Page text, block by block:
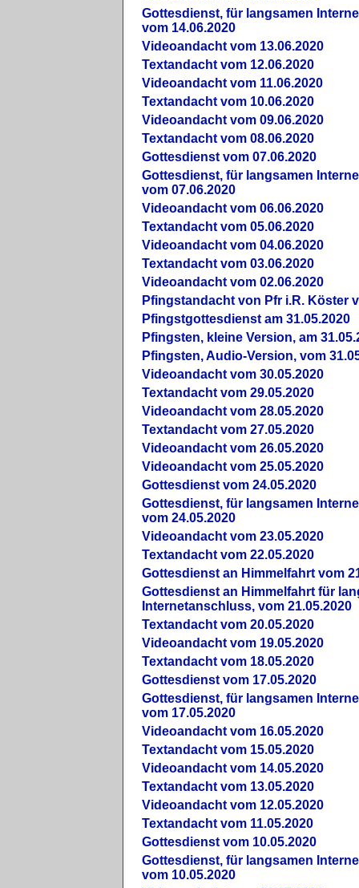
Gottesdienst, für langsamen
vom 14.06.2020
Videoandacht vom 13.06.2020
Textandacht vom 12.06.2020
Videoandacht vom 11.06.2020
Textandacht vom 10.06.2020
Videoandacht vom 09.06.2020
Textandacht vom 08.06.2020
Gottesdienst vom 07.06.2020
Gottesdienst, für langsamen
vom 07.06.2020
Videoandacht vom 06.06.2020
Textandacht vom 05.06.2020
Videoandacht vom 04.06.2020
Textandacht vom 03.06.2020
Videoandacht vom 02.06.2020
Pfingstandacht von Pfr i.R. Köster
Pfingstgottesdienst am 31.05.2020
Pfingsten, kleine Version, am
Pfingsten, Audio-Version, vom
Videoandacht vom 30.05.2020
Textandacht vom 29.05.2020
Videoandacht vom 28.05.2020
Textandacht vom 27.05.2020
Videoandacht vom 26.05.2020
Videoandacht vom 25.05.2020
Gottesdienst vom 24.05.2020
Gottesdienst, für langsamen
vom 24.05.2020
Videoandacht vom 23.05.2020
Textandacht vom 22.05.2020
Gottesdienst an Himmelfahrt vom
Gottesdienst an Himmelfahrt für
Internetanschluss, vom 21.05.2020
Textandacht vom 20.05.2020
Videoandacht vom 19.05.2020
Textandacht vom 18.05.2020
Gottesdienst vom 17.05.2020
Gottesdienst, für langsamen
vom 17.05.2020
Videoandacht vom 16.05.2020
Textandacht vom 15.05.2020
Videoandacht vom 14.05.2020
Textandacht vom 13.05.2020
Videoandacht vom 12.05.2020
Textandacht vom 11.05.2020
Gottesdienst vom 10.05.2020
Gottesdienst, für langsamen
vom 10.05.2020